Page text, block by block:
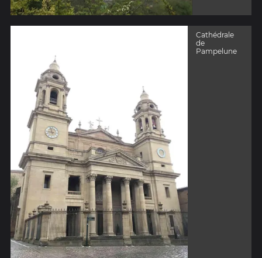
Cathédrale
de
Pampelune